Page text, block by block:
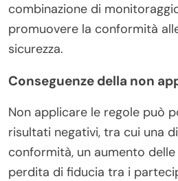
combinazione di
promuovere la conformità
sicurezza.
Conseguenze della non
Non applicare le regole può
risultati negativi, tra cui una
conformità, un aumento delle
perdita di fiducia tra i